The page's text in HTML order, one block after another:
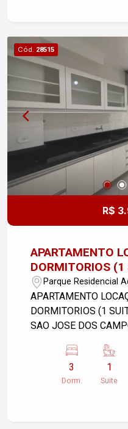
Cód. 28515
R$
APARTAMENTO
DORMITORIOS
AQUARIUS | SAO
Parque Residencial
Campos/SP
APARTAMENTO
DORMITORIOS (1
SAO JOSE DOS CAMPOS
AQUARIUS! Próximo
Se você busca um lar
tranquilidade de um
3
Dorm.
1
Suite